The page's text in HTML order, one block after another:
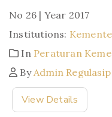
No 26 | Year 2017
Institutions:
In Peraturan
ByAdmin Regulasip
View Details